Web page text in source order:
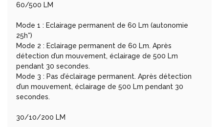
60/500 LM
Mode 1 : Eclairage permanent de 60 Lm (autonomie
25h*)
Mode 2 : Eclairage permanent de 60 Lm. Après
détection d’un mouvement, éclairage de 500 Lm
pendant 30 secondes.
Mode 3 : Pas d’éclairage permanent. Après détection
d’un mouvement, éclairage de 500 Lm pendant 30
secondes.
30/10/200 LM